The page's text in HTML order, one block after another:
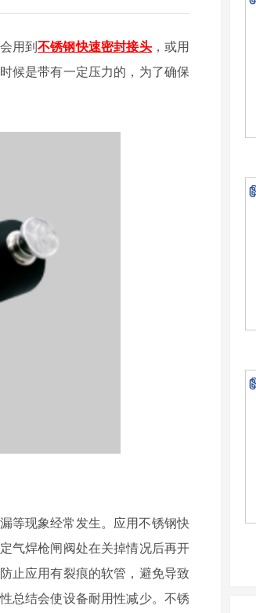
用到不锈钢快速密封接头，或用
候是带有一定压力的，为了确保
等现象经常发生。应用不锈钢快
气焊枪闸阀处在关掉情况后再开
止应用有裂痕的软管，避免导致
总结会使设备耐用性减少。不锈